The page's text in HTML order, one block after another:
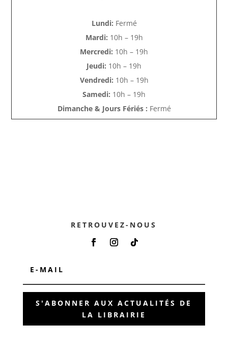
Lundi: Fermé
Mardi: 10h – 19h
Mercredi: 10h – 19h
Jeudi: 10h – 19h
Vendredi: 10h – 19h
Samedi: 10h – 19h
Dimanche & Jours Fériés : Fermé
RETROUVEZ-NOUS
S'ABONNER AUX ACTUALITÉS DE
LA LIBRAIRIE